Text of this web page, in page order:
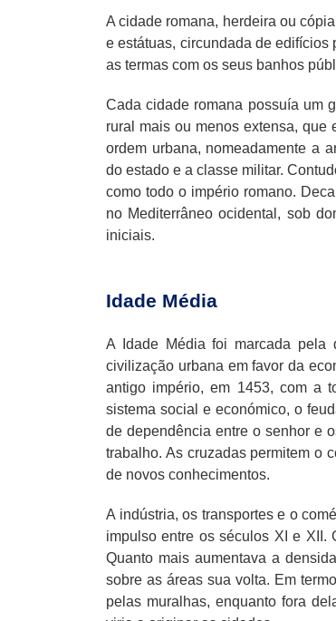
A cidade romana, herdeira ou
e estátuas, circundada de edifícios
as termas com os seus banhos
Cada cidade romana possuía um
rural mais ou menos extensa, que
ordem urbana, nomeadamente a
do estado e a classe militar.
como todo o império romano.
no Mediterrâneo ocidental, sob
iniciais.
Idade Média
A Idade Média foi marcada
civilização urbana em favor da
antigo império, em 1453, com a
sistema social e económico, o
de dependência entre o senhor e
trabalho. As cruzadas permitem o
de novos conhecimentos.
A indústria, os transportes e o
impulso entre os séculos XI e XII.
Quanto mais aumentava a
sobre as áreas sua volta. Em
pelas muralhas, enquanto fora